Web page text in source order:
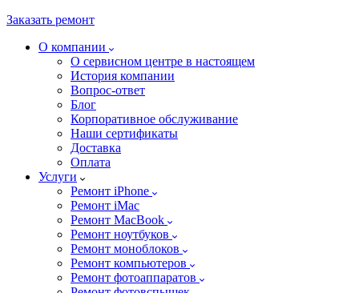
Заказать ремонт
О компании
О сервисном центре в настоящем
История компании
Вопрос-ответ
Блог
Корпоративное обслуживание
Наши сертификаты
Доставка
Оплата
Услуги
Ремонт iPhone
Ремонт iMac
Ремонт MacBook
Ремонт ноутбуков
Ремонт моноблоков
Ремонт компьютеров
Ремонт фотоаппаратов